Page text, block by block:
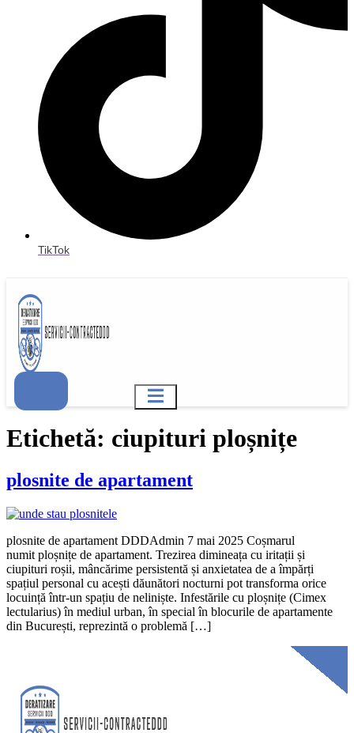
TikTok
Etichetă: ciupituri ploșnițe
plosnite de apartament
plosnite de apartament DDDAdmin 7 mai 2025 Coșmarul
numit ploșnițe de apartament. Trezirea dimineața cu iritații și
ciupituri roșii, mâncărime persistentă și anxietatea de a împărți
spațiul personal cu acești dăunători nocturni pot transforma orice
locuință într-un spațiu de neliniște. Infestările cu ploșnițe (Cimex
lectularius) în mediul urban, în special în blocurile de apartamente
din București, reprezintă o problemă […]